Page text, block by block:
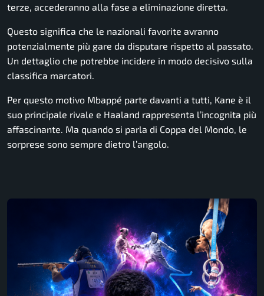
terze, accederanno alla fase a eliminazione diretta.
Questo significa che le nazionali favorite avranno
potenzialmente più gare da disputare rispetto al passato.
Un dettaglio che potrebbe incidere in modo decisivo sulla
classifica marcatori.
Per questo motivo Mbappé parte davanti a tutti, Kane è il
suo principale rivale e Haaland rappresenta l’incognita più
affascinante. Ma quando si parla di Coppa del Mondo, le
sorprese sono sempre dietro l’angolo.